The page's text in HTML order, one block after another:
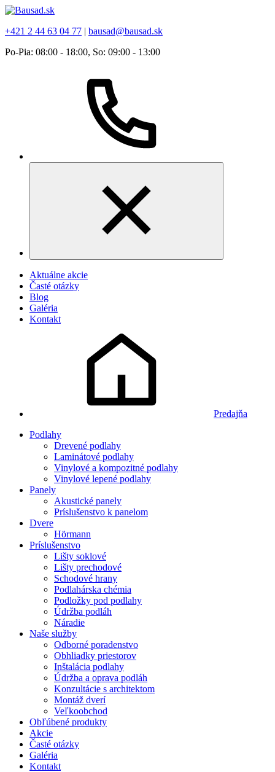
+421 2 44 63 04 77 | bausad@bausad.sk
Po-Pia: 08:00 - 18:00, So: 09:00 - 13:00
Aktuálne akcie
Časté otázky
Blog
Galéria
Kontakt
Predajňa
Podlahy
Drevené podlahy
Laminátové podlahy
Vinylové a kompozitné podlahy
Vinylové lepené podlahy
Panely
Akustické panely
Príslušenstvo k panelom
Dvere
Hörmann
Príslušenstvo
Lišty soklové
Lišty prechodové
Schodové hrany
Podlahárska chémia
Podložky pod podlahy
Údržba podláh
Náradie
Naše služby
Odborné poradenstvo
Obhliadky priestorov
Inštalácia podlahy
Údržba a oprava podláh
Konzultácie s architektom
Montáž dverí
Veľkoobchod
Obľúbené produkty
Akcie
Časté otázky
Galéria
Kontakt